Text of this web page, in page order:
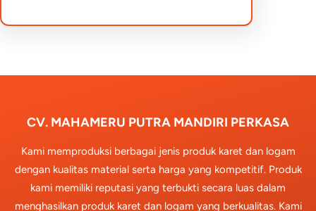
CV. MAHAMERU PUTRA MANDIRI PERKASA
Kami memproduksi berbagai jenis produk karet dan logam
dengan kualitas material serta harga yang kompetitif. Produk
kami memiliki reputasi yang terbukti secara luas dalam
menghasilkan produk karet dan logam yang berkualitas. Kami